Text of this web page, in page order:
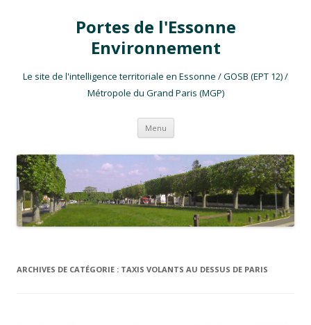
Portes de l'Essonne
Environnement
Le site de l'intelligence territoriale en Essonne / GOSB (EPT 12) /
Métropole du Grand Paris (MGP)
Menu Aller au contenu
ARCHIVES DE CATÉGORIE : TAXIS VOLANTS AU DESSUS DE PARIS